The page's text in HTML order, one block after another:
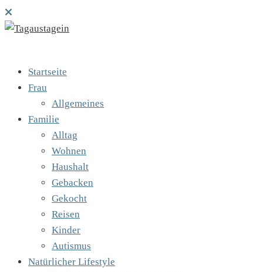
Startseite
Frau
Allgemeines
Familie
Alltag
Wohnen
Haushalt
Gebacken
Gekocht
Reisen
Kinder
Autismus
Natürlicher Lifestyle